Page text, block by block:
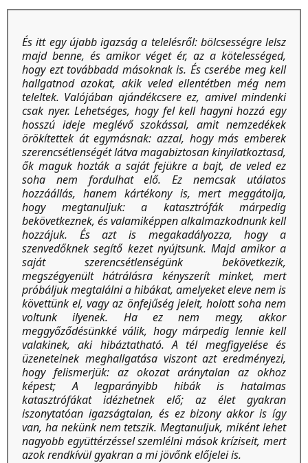
És itt egy újabb igazság a telelésről: bölcsességre lelsz
majd benne, és amikor véget ér, az a kötelességed,
hogy ezt továbbadd másoknak is. És cserébe meg kell
hallgatnod azokat, akik veled ellentétben még nem
teleltek. Valójában ajándékcsere ez, amivel mindenki
csak nyer. Lehetséges, hogy fel kell hagyni hozzá egy
hosszú ideje meglévő szokással, amit nemzedékek
örökítettek át egymásnak: azzal, hogy más emberek
szerencsétlenségét látva magabiztosan kinyilatkoztasd,
ők maguk hozták a saját fejükre a bajt, de veled ez
soha nem fordulhat elő. Ez nemcsak utálatos
hozzáállás, hanem kártékony is, mert meggátolja,
hogy megtanuljuk: a katasztrófák márpedig
bekövetkeznek, és valamiképpen alkalmazkodnunk kell
hozzájuk. És azt is megakadályozza, hogy a
szenvedőknek segítő kezet nyújtsunk. Majd amikor a
saját szerencsétlenségünk bekövetkezik,
megszégyenült hátrálásra kényszerít minket, mert
próbáljuk megtalálni a hibákat, amelyeket eleve nem is
követtünk el, vagy az önfejűség jeleit, holott soha nem
voltunk ilyenek. Ha ez nem megy, akkor
meggyőződésünkké válik, hogy márpedig lennie kell
valakinek, aki hibáztatható. A tél megfigyelése és
üzeneteinek meghallgatása viszont azt eredményezi,
hogy felismerjük: az okozat aránytalan az okhoz
képest; A legparányibb hibák is hatalmas
katasztrófákat idézhetnek elő; az élet gyakran
iszonytatóan igazságtalan, és ez bizony akkor is így
van, ha nekünk nem tetszik. Megtanuljuk, miként lehet
nagyobb együttérzéssel szemlélni mások kríziseit, mert
azok rendkívül gyakran a mi jövőnk előjelei is.